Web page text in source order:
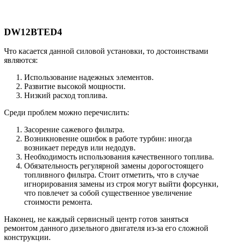
DW12BTED4
Что касается данной силовой установки, то достоинствами
являются:
Использование надежных элементов.
Развитие высокой мощности.
Низкий расход топлива.
Среди проблем можно перечислить:
Засорение сажевого фильтра.
Возникновение ошибок в работе турбин: иногда
возникает передув или недодув.
Необходимость использования качественного топлива.
Обязательность регулярной замены дорогостоящего
топливного фильтра. Стоит отметить, что в случае
игнорирования замены из строя могут выйти форсунки,
что повлечет за собой существенное увеличение
стоимости ремонта.
Наконец, не каждый сервисный центр готов заняться
ремонтом данного дизельного двигателя из-за его сложной
конструкции.